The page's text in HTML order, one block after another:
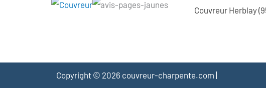
Couvreur Herblay
Copyright © 2026 couvreur-charpente.com |